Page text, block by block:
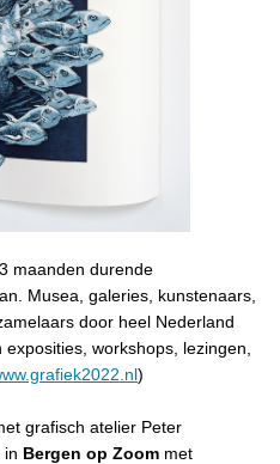
maanden durende
Musea, galeries, kunstenaars,
door heel Nederland
workshops, lezingen,
)
grafisch atelier Peter
in Bergen op Zoom met